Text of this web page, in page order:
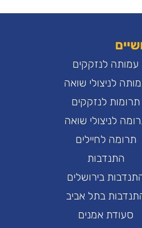
עמותה לנזקקים
לניצולי שואה
תרומות לנזקקים
לניצולי שואה
תרומה לחיילים
התנדבות
בירושלים
בתל אביב
סעודת אמנים